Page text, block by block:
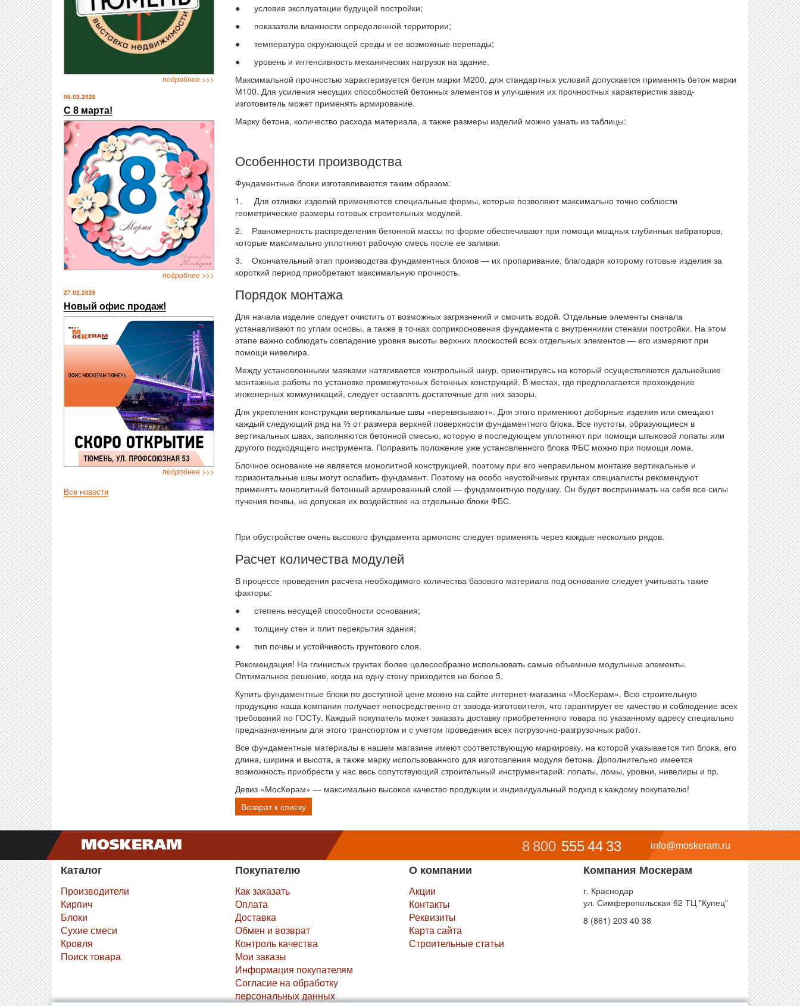
подробнее >>>
08.03.2026
С 8 марта!
подробнее >>>
27.02.2026
Новый офис продаж!
подробнее >>>
Все новости
● условия эксплуатации будущей постройки;
● показатели влажности определенной территории;
● температура окружающей среды и ее возможные перепады;
● уровень и интенсивность механических нагрузок на здание.
Максимальной прочностью характеризуется бетон марки М200, для стандартных условий допускается применять бетон марки
М100. Для усиления несущих способностей бетонных элементов и улучшения их прочностных характеристик завод-
изготовитель может применять армирование.
Марку бетона, количество расхода материала, а также размеры изделий можно узнать из таблицы:
Особенности производства
Фундаментные блоки изготавливаются таким образом:
1. Для отливки изделий применяются специальные формы, которые позволяют максимально точно соблюсти
геометрические размеры готовых строительных модулей.
2. Равномерность распределения бетонной массы по форме обеспечивают при помощи мощных глубинных вибраторов,
которые максимально уплотняют рабочую смесь после ее заливки.
3. Окончательный этап производства фундаментных блоков — их пропаривание, благодаря которому готовые изделия за
короткий период приобретают максимальную прочность.
Порядок монтажа
Для начала изделие следует очистить от возможных загрязнений и смочить водой. Отдельные элементы сначала
устанавливают по углам основы, а также в точках соприкосновения фундамента с внутренними стенами постройки. На этом
этапе важно соблюдать совпадение уровня высоты верхних плоскостей всех отдельных элементов — его измеряют при
помощи нивелира.
Между установленными маяками натягивается контрольный шнур, ориентируясь на который осуществляются дальнейшие
монтажные работы по установке промежуточных бетонных конструкций. В местах, где предполагается прохождение
инженерных коммуникаций, следует оставлять достаточные для них зазоры.
Для укрепления конструкции вертикальные швы «перевязывают». Для этого применяют доборные изделия или смещают
каждый следующий ряд на ⅔ от размера верхней поверхности фундаментного блока. Все пустоты, образующиеся в
вертикальных швах, заполняются бетонной смесью, которую в последующем уплотняют при помощи штыковой лопаты или
другого подходящего инструмента. Поправить положение уже установленного блока ФБС можно при помощи лома.
Блочное основание не является монолитной конструкцией, поэтому при его неправильном монтаже вертикальные и
горизонтальные швы могут ослабить фундамент. Поэтому на особо неустойчивых грунтах специалисты рекомендуют
применять монолитный бетонный армированный слой — фундаментную подушку. Он будет воспринимать на себя все силы
пучения почвы, не допуская их воздействие на отдельные блоки ФБС.
При обустройстве очень высокого фундамента армопояс следует применять через каждые несколько рядов.
Расчет количества модулей
В процессе проведения расчета необходимого количества базового материала под основание следует учитывать такие
факторы:
● степень несущей способности основания;
● толщину стен и плит перекрытия здания;
● тип почвы и устойчивость грунтового слоя.
Рекомендация! На глинистых грунтах более целесообразно использовать самые объемные модульные элементы.
Оптимальное решение, когда на одну стену приходится не более 5.
Купить фундаментные блоки по доступной цене можно на сайте интернет-магазина «МосКерам». Всю строительную
продукцию наша компания получает непосредственно от завода-изготовителя, что гарантирует ее качество и соблюдение всех
требований по ГОСТу. Каждый покупатель может заказать доставку приобретенного товара по указанному адресу специально
предназначенным для этого транспортом и с учетом проведения всех погрузочно-разгрузочных работ.
Все фундаментные материалы в нашем магазине имеют соответствующую маркировку, на которой указывается тип блока, его
длина, ширина и высота, а также марку использованного для изготовления модуля бетона. Дополнительно имеется
возможность приобрести у нас весь сопутствующий строительный инструментарий: лопаты, ломы, уровни, нивелиры и пр.
Девиз «МосКерам» — максимально высокое качество продукции и индивидуальный подход к каждому покупателю!
Возврат к списку
info@moskeram.ru
8 800 555 44 33
Каталог
Производители
Кирпич
Блоки
Сухие смеси
Кровля
Поиск товара
Покупателю
Как заказать
Оплата
Доставка
Обмен и возврат
Контроль качества
Мои заказы
Информация покупателям
Согласие на обработку
персональных данных
О компании
Акции
Контакты
Реквизиты
Карта сайта
Строительные статьи
Компания Москерам
г. Краснодар
ул. Симферопольская 62 ТЦ "Купец"
8 (861) 203 40 38